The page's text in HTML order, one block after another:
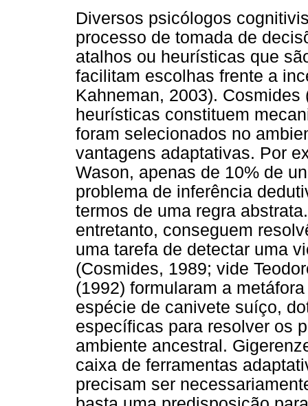
Diversos psicólogos
processo de tomada de
atalhos ou heurísticas que
facilitam escolhas frente a
Kahneman, 2003).
heurísticas constituem
foram selecionados no
vantagens adaptativas. Por
Wason, apenas de 10% de
problema de inferência
termos de uma regra
entretanto, conseguem
uma tarefa de detectar uma
(Cosmides, 1989; vide
(1992) formularam a
espécie de canivete suíço,
específicas para resolver os
ambiente ancestral.
caixa de ferramentas
precisam ser